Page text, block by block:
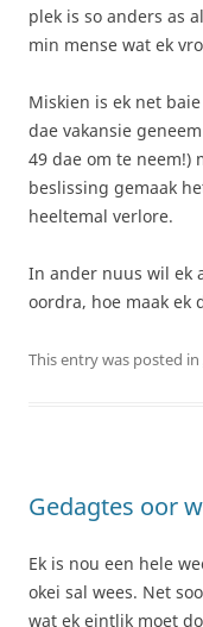
plek is so anders as
min mense wat ek
Miskien is ek net
dae vakansie
49 dae om te neem!)
beslissing gemaak
heeltemal verlore.
In ander nuus wil ek
oordra, hoe maak ek
This entry was posted in
Gedagtes oor
Ek is nou een hele
okei sal wees. Net
wat ek eintlik moet